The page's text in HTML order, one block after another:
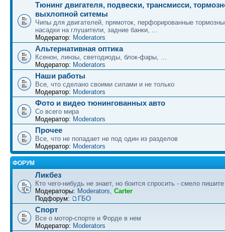
Тюнинг двигателя, подвески, трансмисси,
выхлопной ситемы
Чипы для двигателей, прямоток, перфорированные
насадки на глушители, задние банки, ...
Модератор: Moderators
Альтернативная оптика
Ксенон, линзы, светодиоды, блок-фары, ...
Модератор: Moderators
Наши работы
Все, что сделано своими силами и не только
Модератор: Moderators
Фото и видео тюнингованных авто
Со всего мира
Модератор: Moderators
Прочее
Все, что не попадает не под один из разделов
Модератор: Moderators
ФОРУМ
Ликбез
Кто чего-нибудь не знает, но боится спросить - смело
Модераторы: Moderators, Carter
Подфорум:
ГБО
Спорт
Все о мотор-спорте и Форде в нем
Модератор: Moderators